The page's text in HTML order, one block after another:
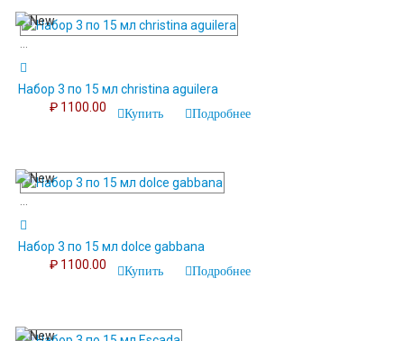
...
Набор 3 по 15 мл christina aguilera
₽ 1100.00
Купить Подробнее
...
Набор 3 по 15 мл dolce gabbana
₽ 1100.00
Купить Подробнее